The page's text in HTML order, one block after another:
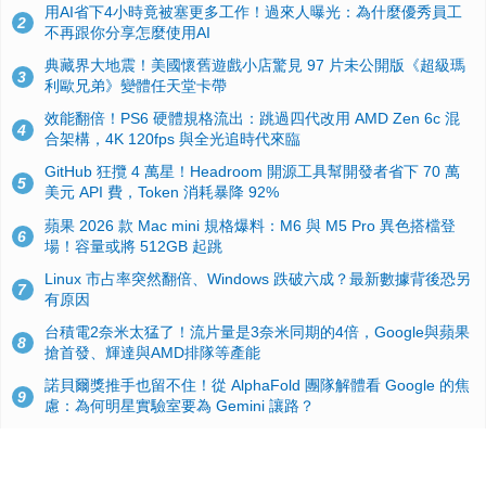
2
用AI省下4小時竟被塞更多工作！過來人曝光：為什麼優秀員工
不再跟你分享怎麼使用AI
3
典藏界大地震！美國懷舊遊戲小店驚見 97 片未公開版《超級瑪
利歐兄弟》變體任天堂卡帶
4
效能翻倍！PS6 硬體規格流出：跳過四代改用 AMD Zen 6c 混
合架構，4K 120fps 與全光追時代來臨
5
GitHub 狂攬 4 萬星！Headroom 開源工具幫開發者省下 70 萬
美元 API 費，Token 消耗暴降 92%
6
蘋果 2026 款 Mac mini 規格爆料：M6 與 M5 Pro 異色搭檔登
場！容量或將 512GB 起跳
7
Linux 市占率突然翻倍、Windows 跌破六成？最新數據背後恐另
有原因
8
台積電2奈米太猛了！流片量是3奈米同期的4倍，Google與蘋果
搶首發、輝達與AMD排隊等產能
9
諾貝爾獎推手也留不住！從 AlphaFold 團隊解體看 Google 的焦
慮：為何明星實驗室要為 Gemini 讓路？